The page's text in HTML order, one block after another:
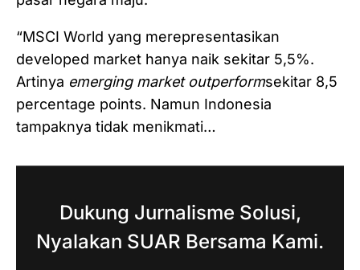
‎“MSCI World yang merepresentasikan
developed market hanya naik sekitar 5,5%.
Artinya emerging market outperformsekitar 8,5
percentage points. Namun Indonesia
tampaknya tidak menikmati…
Dukung Jurnalisme Solusi,
Nyalakan SUAR Bersama Kami.